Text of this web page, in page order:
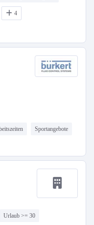
4
Sportangebote
Urlaub >= 30